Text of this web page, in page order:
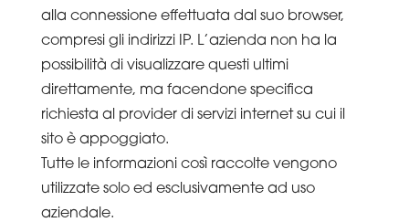
alla connessione effettuata dal suo browser,
compresi gli indirizzi IP. L’azienda non ha la
possibilità di visualizzare questi ultimi
direttamente, ma facendone specifica
richiesta al provider di servizi internet su cui il
sito è appoggiato.
Tutte le informazioni così raccolte vengono
utilizzate solo ed esclusivamente ad uso
aziendale.